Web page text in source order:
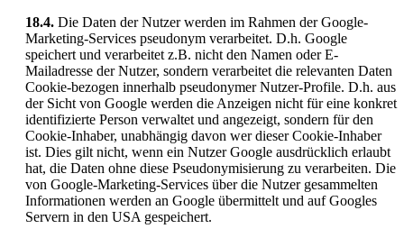
18.4. Die Daten der Nutzer werden im Rahmen der Google-
Marketing-Services pseudonym verarbeitet. D.h. Google
speichert und verarbeitet z.B. nicht den Namen oder E-
Mailadresse der Nutzer, sondern verarbeitet die relevanten Daten
Cookie-bezogen innerhalb pseudonymer Nutzer-Profile. D.h. aus
der Sicht von Google werden die Anzeigen nicht für eine konkret
identifizierte Person verwaltet und angezeigt, sondern für den
Cookie-Inhaber, unabhängig davon wer dieser Cookie-Inhaber
ist. Dies gilt nicht, wenn ein Nutzer Google ausdrücklich erlaubt
hat, die Daten ohne diese Pseudonymisierung zu verarbeiten. Die
von Google-Marketing-Services über die Nutzer gesammelten
Informationen werden an Google übermittelt und auf Googles
Servern in den USA gespeichert.